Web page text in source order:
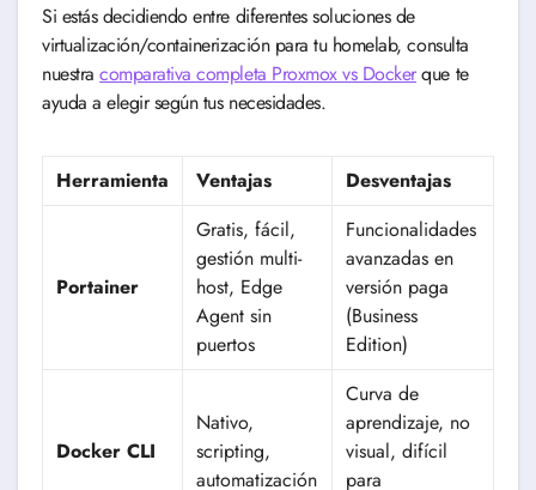
Si estás decidiendo entre diferentes soluciones de
virtualización/containerización para tu homelab, consulta
nuestracomparativa completa Proxmox vs Dockerque te
ayuda a elegir según tus necesidades.
Herramienta Ventajas Desventajas
Portainer
Gratis, fácil,
gestión multi-
host, Edge
Agent sin
puertos
Funcionalidades
avanzadas en
versión paga
(Business
Edition)
Docker CLI
Nativo,
scripting,
automatización
Curva de
aprendizaje, no
visual, difícil
para